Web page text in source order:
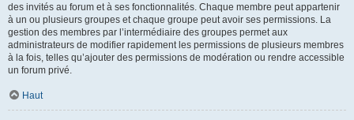
des invités au forum et à ses fonctionnalités. Chaque membre peut appartenir
à un ou plusieurs groupes et chaque groupe peut avoir ses permissions. La
gestion des membres par l’intermédiaire des groupes permet aux
administrateurs de modifier rapidement les permissions de plusieurs membres
à la fois, telles qu’ajouter des permissions de modération ou rendre accessible
un forum privé.
Haut